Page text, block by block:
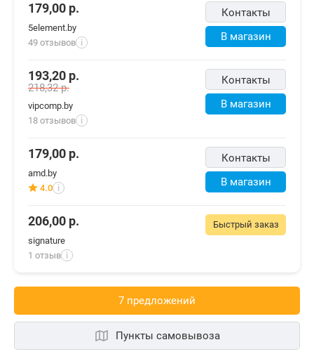
Контакты
В магазин
179,00 р.
5element.by
49 отзывов i
Контакты
В магазин
193,20 р.
218,32р.
vipcomp.by
18 отзывов i
Контакты
В магазин
179,00 р.
amd.by
4.0 i
Быстрый заказ
206,00 р.
signature
1 отзыв i
7 предложений
Пункты самовывоза